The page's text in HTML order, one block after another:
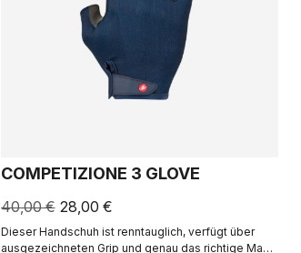
COMPETIZIONE 3 GLOVE
40,00 € 28,00 €
Dieser Handschuh ist renntauglich, verfügt über
ausgezeichneten Grip und genau das richtige Maß